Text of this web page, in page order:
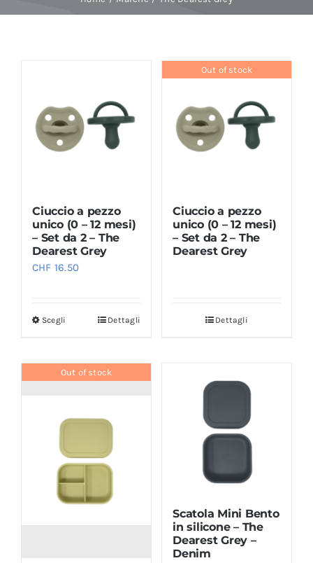
Shop
News
Marche
Ciuccio a pezzo
unico (0 – 12 mesi)
– Set da 2 – The
Dearest Grey
CHF 16.50
Scegli
Questo
ha
più
Le
possono
essere
scelte
Dettagli
Out of stock
Ciuccio a pezzo
unico (0 – 12 mesi)
– Set da 2 – The
Dearest Grey
Dettagli
Out of stock
Scatola Mini Bento
in silicone – The
Dearest Grey –
Denim